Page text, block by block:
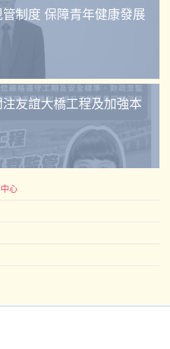
制度 保障青年健康發展
注友誼大橋工程及加強本
心